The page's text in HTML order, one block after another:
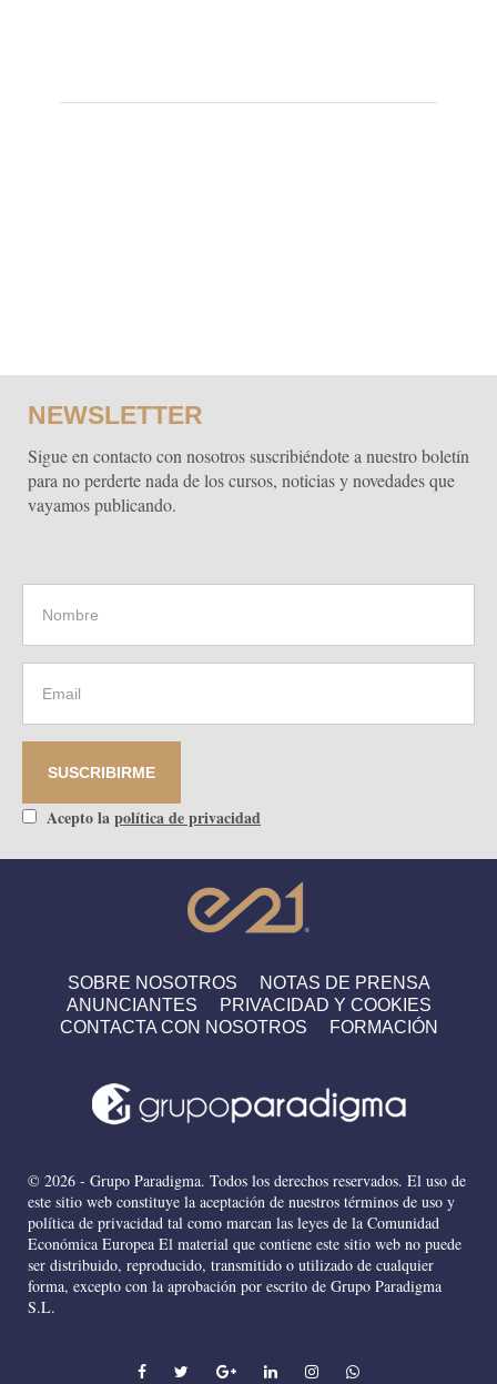
NEWSLETTER
Sigue en contacto con nosotros suscribiéndote a nuestro boletín
para no perderte nada de los cursos, noticias y novedades que
vayamos publicando.
Acepto lapolítica de privacidad
SOBRE NOSOTROS
NOTAS DE PRENSA
ANUNCIANTES
PRIVACIDAD Y COOKIES
CONTACTA CON NOSOTROS
FORMACIÓN
© 2026 - Grupo Paradigma. Todos los derechos reservados. El uso de
este sitio web constituye la aceptación de nuestros términos de uso y
política de privacidad tal como marcan las leyes de la Comunidad
Económica Europea El material que contiene este sitio web no puede
ser distribuido, reproducido, transmitido o utilizado de cualquier
forma, excepto con la aprobación por escrito de Grupo Paradigma
S.L.